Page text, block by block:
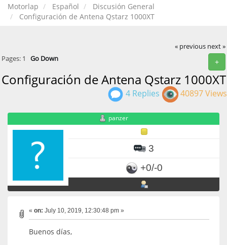
Motorlap Español
Discusión General
Configuración de Antena Qstarz 1000XT
« previous next »
+
Pages: 1 Go Down
Configuración de Antena Qstarz 1000XT
4 Replies 40897 Views
panzer
3
+0/-0
« on: July 10, 2019, 12:30:48 pm »
Buenos días,